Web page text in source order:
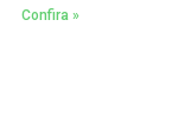
Confira »